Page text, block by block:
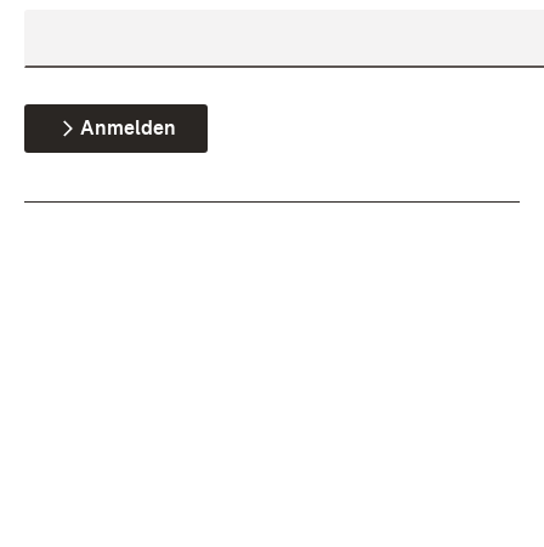
Anmelden